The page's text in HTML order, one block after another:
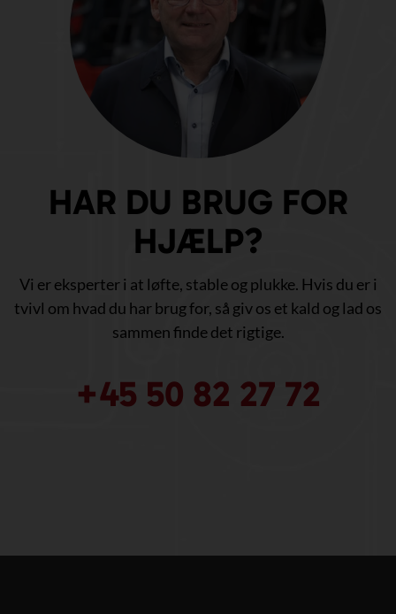
HAR DU BRUG FOR
HJÆLP?
Vi er eksperter i at løfte, stable og plukke. Hvis du er i
tvivl om hvad du har brug for, så giv os et kald og lad os
sammen finde det rigtige.
+45 50 82 27 72